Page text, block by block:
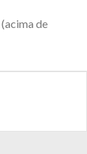
(acima de